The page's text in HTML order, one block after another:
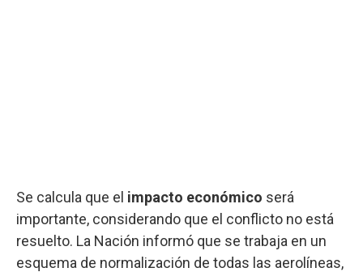
Se calcula que el impacto económico será
importante, considerando que el conflicto no está
resuelto. La Nación informó que se trabaja en un
esquema de normalización de todas las aerolíneas,